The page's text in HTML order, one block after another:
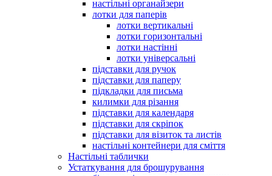
настільні органайзери
лотки для паперів
лотки вертикальні
лотки горизонтальні
лотки настінні
лотки універсальні
підставки для ручок
підставки для паперу
підкладки для письма
килимки для різання
підставки для календаря
підставки для скріпок
підставки для візиток та листів
настільні контейнери для сміття
Настільні таблички
Устаткування для брошурування